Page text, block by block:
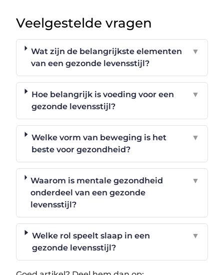
Veelgestelde vragen
Wat zijn de belangrijkste elementen
van een gezonde levensstijl?
▼
Hoe belangrijk is voeding voor een
gezonde levensstijl?
▼
Welke vorm van beweging is het
beste voor gezondheid?
▼
Waarom is mentale gezondheid
onderdeel van een gezonde
levensstijl?
▼
Welke rol speelt slaap in een
gezonde levensstijl?
▼